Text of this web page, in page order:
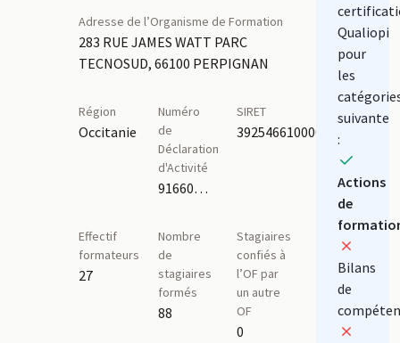
Adresse de l’Organisme de Formation
283 RUE JAMES WATT PARC
TECNOSUD, 66100 PERPIGNAN
Région
Occitanie
Numéro
de
Déclaration
d'Activité
91660100366
SIRET
39254661000032
Effectif
formateurs
27
Nombre
de
stagiaires
formés
88
Stagiaires
confiés à
l’OF par
un autre
OF
0
Qualiopi
pour
les
suivante
:
Actions
de
Bilans
de